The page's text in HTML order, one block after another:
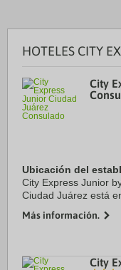
HOTELES CITY
City
Ubicación del
City Express Junior
Ciudad Juárez está
Puente Internacional
Más información.
City